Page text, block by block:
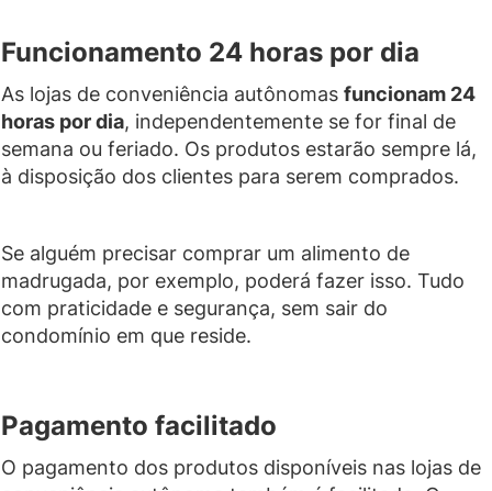
Funcionamento 24 horas por dia
As lojas de conveniência autônomas funcionam 24
horas por dia, independentemente se for final de
semana ou feriado. Os produtos estarão sempre lá,
à disposição dos clientes para serem comprados.
Se alguém precisar comprar um alimento de
madrugada, por exemplo, poderá fazer isso. Tudo
com praticidade e segurança, sem sair do
condomínio em que reside.
Pagamento facilitado
O pagamento dos produtos disponíveis nas lojas de